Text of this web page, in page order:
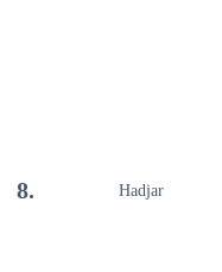
8. Hadjar